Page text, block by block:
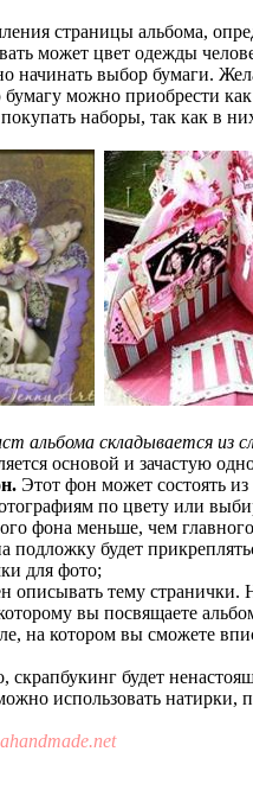
страницы альбома,
может цвет одежды
начинать выбор бумаги.
можно приобрести
наборы, так как в
альбома складывается из
основой и зачастую
Этот фон может состоять
по цвету или
фона меньше, чем
подложку будет
для фото;
описывать тему странички.
вы посвящаете
на котором вы сможете
скрапбукинг будет
использовать